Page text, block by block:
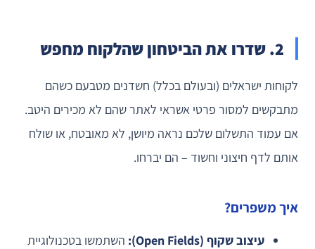
2. שדרו את הביטחון שהלקוח מחפש
לקוחות ישראלים (ובעולם בכלל) חשדנים מטבעם כשהם
מתבקשים למסור פרטי אשראי לאתר שהם לא מכירים היטב.
אם עמוד התשלום שלכם נראה מיושן, לא מאובטח, או שולח
אותם לדף חיצוני וחשוד – הם יברחו.
איך משפרים?
עיצוב שקוף (Open Fields):
השתמשו בטכנולוגיית